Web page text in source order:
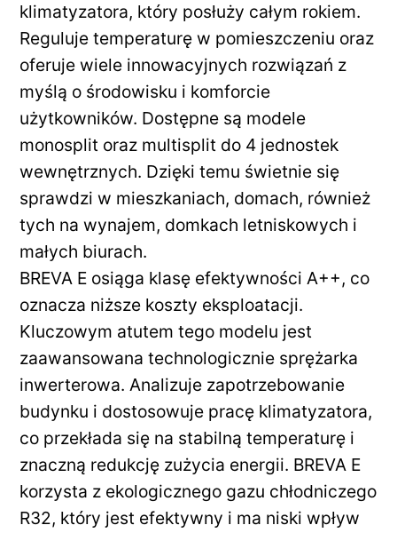
klimatyzatora, który posłuży całym rokiem.
Reguluje temperaturę w pomieszczeniu oraz
oferuje wiele innowacyjnych rozwiązań z
myślą o środowisku i komforcie
użytkowników. Dostępne są modele
monosplit oraz multisplit do 4 jednostek
wewnętrznych. Dzięki temu świetnie się
sprawdzi w mieszkaniach, domach, również
tych na wynajem, domkach letniskowych i
małych biurach.
BREVA E osiąga klasę efektywności A++, co
oznacza niższe koszty eksploatacji.
Kluczowym atutem tego modelu jest
zaawansowana technologicznie sprężarka
inwerterowa. Analizuje zapotrzebowanie
budynku i dostosowuje pracę klimatyzatora,
co przekłada się na stabilną temperaturę i
znaczną redukcję zużycia energii. BREVA E
korzysta z ekologicznego gazu chłodniczego
R32, który jest efektywny i ma niski wpływ